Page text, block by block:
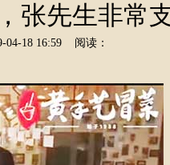
张先生非常
04-18 16:59 阅读：